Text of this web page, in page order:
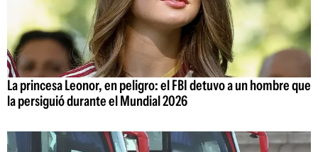
La princesa Leonor, en peligro: el FBI detuvo a un hombre que
la persiguió durante el Mundial 2026